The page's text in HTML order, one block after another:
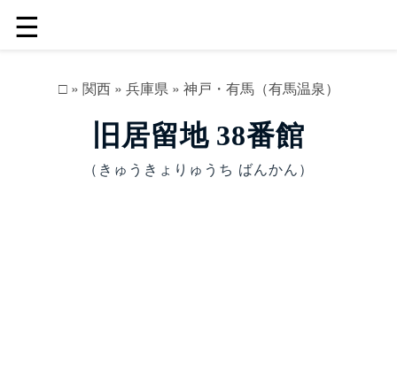
☰
□» 関西» 兵庫県» 神戸・有馬（有馬温泉）
旧居留地 38番館
（きゅうきょりゅうち ばんかん）